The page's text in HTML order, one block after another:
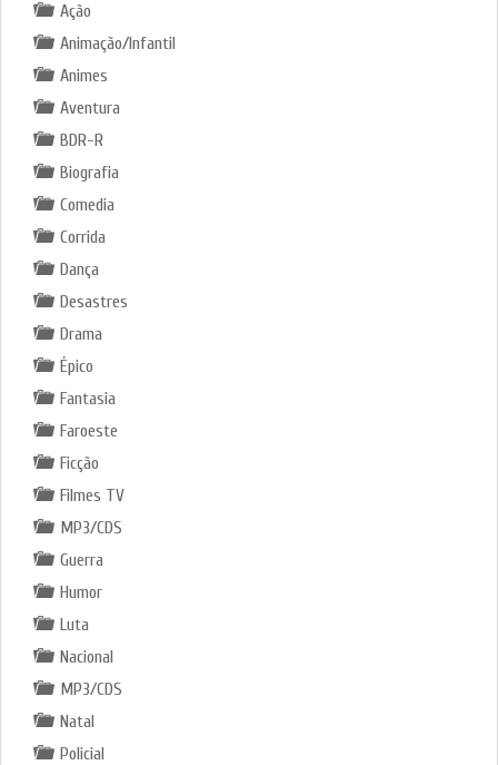
Ação
Animação/Infantil
Animes
Aventura
BDR-R
Biografia
Comedia
Corrida
Dança
Desastres
Drama
Épico
Fantasia
Faroeste
Ficção
Filmes TV
MP3/CDS
Guerra
Humor
Luta
Nacional
MP3/CDS
Natal
Policial